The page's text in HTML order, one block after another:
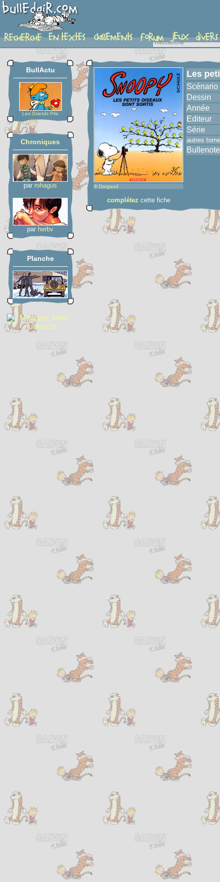
album
BullActu
Les Grands Prix
Chroniques
par rohagus
par herbv
Planche
© Dargaud
complétez cette fiche
Les
Scénario
Dessin
Année
Editeur
Série
autres
Bullenote